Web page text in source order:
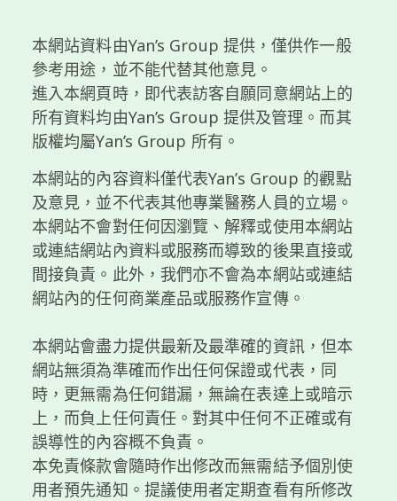
本網站資料由Yan’s Group 提供，僅供作一般
參考用途，並不能代替其他意見。
進入本網頁時，即代表訪客自願同意網站上的
所有資料均由Yan’s Group 提供及管理。而其
版權均屬Yan’s Group 所有。
本網站的內容資料僅代表Yan’s Group 的觀點
及意見，並不代表其他專業醫務人員的立場。
本網站不會對任何因瀏覽、解釋或使用本網站
或連結網站內資料或服務而導致的後果直接或
間接負責。此外，我們亦不會為本網站或連結
網站內的任何商業產品或服務作宣傳。
本網站會盡力提供最新及最準確的資訊，但本
網站無須為準確而作出任何保證或代表，同
時，更無需為任何錯漏，無論在表達上或暗示
上，而負上任何責任。對其中任何不正確或有
誤導性的內容概不負責。
本免責條款會隨時作出修改而無需結予個別使
用者預先通知。提議使用者定期查看有所修改